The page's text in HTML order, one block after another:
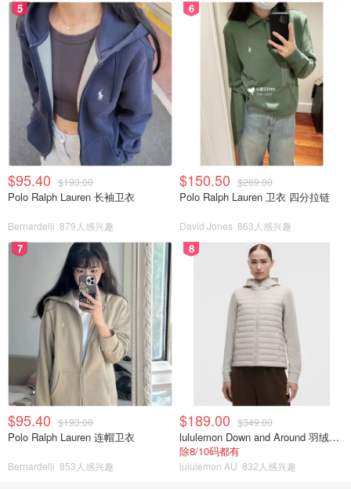
5
$95.40 $193.00
Polo Ralph Lauren 长袖卫衣
Bernardelli 879人感兴趣
6
$150.50 $269.00
Polo Ralph Lauren 卫衣 四分拉链
David Jones 863人感兴趣
7
$95.40 $193.00
Polo Ralph Lauren 连帽卫衣
Bernardelli 853人感兴趣
8
$189.00 $349.00
lululemon Down and Around 羽绒夹克
除8/10码都有
lululemon AU 832人感兴趣